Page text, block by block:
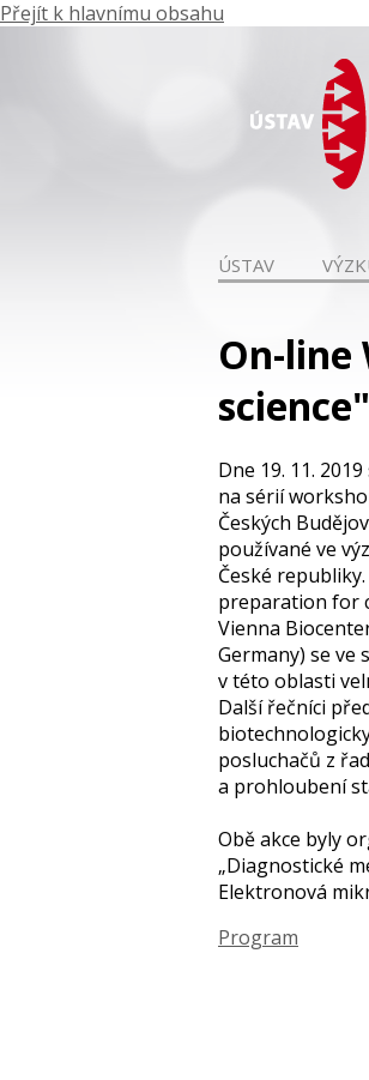
Přejít k hlavnímu obsahu
ÚSTAV
On-line
science"
Dne 19. 11.
na sérií
Českých
používané ve
České
preparation for
Vienna
Germany) se ve
v této oblasti
Další řečníci
posluchačů z
a prohloubení
Obě akce byly
„Diagnostické
Elektronová
Program